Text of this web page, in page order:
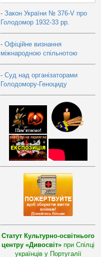
- Закон України № 376-V про
Голодомор 1932-33 рр.
- Офіційне визнання
міжнародною спільнотою
- Суд над організаторами
Голодомору-Геноциду
Статут Культурно-освітнього
центру «Дивосвіт» при Спілці
українців у Португалії